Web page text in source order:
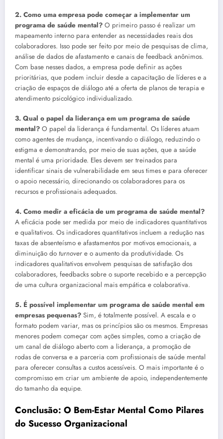
2. Como uma empresa pode começar a implementar um
programa de saúde mental? O primeiro passo é realizar um
mapeamento interno para entender as necessidades reais dos
colaboradores. Isso pode ser feito por meio de pesquisas de clima,
análise de dados de afastamento e canais de feedback anônimos.
Com base nesses dados, a empresa pode definir as ações
prioritárias, que podem incluir desde a capacitação de líderes e a
criação de espaços de diálogo até a oferta de planos de terapia e
atendimento psicológico individualizado.
3. Qual o papel da liderança em um programa de saúde
mental? O papel da liderança é fundamental. Os líderes atuam
como agentes de mudança, incentivando o diálogo, reduzindo o
estigma e demonstrando, por meio de suas ações, que a saúde
mental é uma prioridade. Eles devem ser treinados para
identificar sinais de vulnerabilidade em seus times e para oferecer
o apoio necessário, direcionando os colaboradores para os
recursos e profissionais adequados.
4. Como medir a eficácia de um programa de saúde mental?
A eficácia pode ser medida por meio de indicadores quantitativos
e qualitativos. Os indicadores quantitativos incluem a redução nas
taxas de absenteísmo e afastamentos por motivos emocionais, a
diminuição do turnover e o aumento da produtividade. Os
indicadores qualitativos envolvem pesquisas de satisfação dos
colaboradores, feedbacks sobre o suporte recebido e a percepção
de uma cultura organizacional mais empática e colaborativa.
5. É possível implementar um programa de saúde mental em
empresas pequenas? Sim, é totalmente possível. A escala e o
formato podem variar, mas os princípios são os mesmos. Empresas
menores podem começar com ações simples, como a criação de
um canal de diálogo aberto com a liderança, a promoção de
rodas de conversa e a parceria com profissionais de saúde mental
para oferecer consultas a custos acessíveis. O mais importante é o
compromisso em criar um ambiente de apoio, independentemente
do tamanho da equipe.
Conclusão: O Bem-Estar Mental Como Pilares
do Sucesso Organizacional